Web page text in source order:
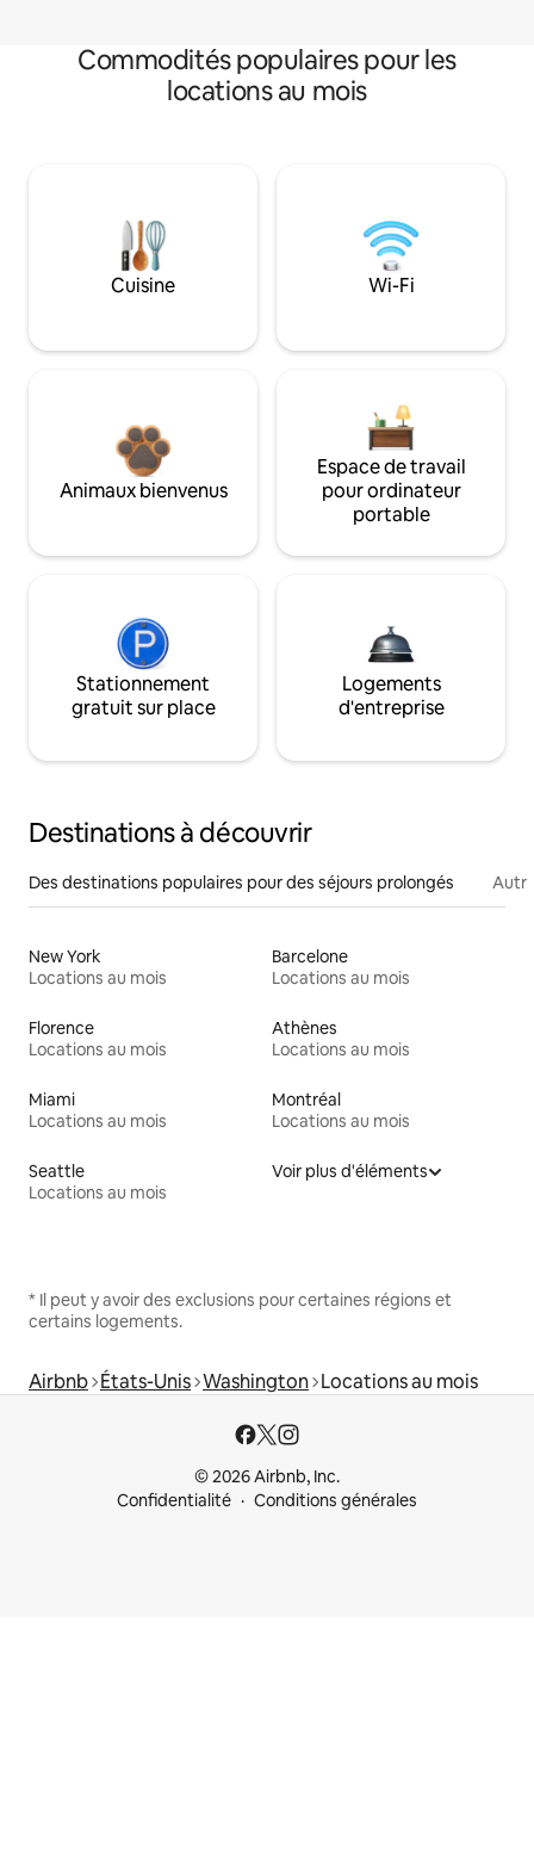
Commodités populaires pour les
locations au mois
Cuisine Wi-Fi
Animaux bienvenus
Espace de travail
pour ordinateur
portable
Stationnement
gratuit sur place
Logements
d'entreprise
Destinations à découvrir
Des destinations populaires pour des séjours prolongés
New York
Locations au mois
Barcelone
Locations au mois
Florence
Locations au mois
Athènes
Locations au mois
Miami
Locations au mois
Montréal
Locations au mois
Seattle
Locations au mois
Voir plus d'éléments
* Il peut y avoir des exclusions pour certaines régions et
certains logements.
Airbnb États-Unis Washington Locations au mois
© 2026 Airbnb, Inc.
Confidentialité
Conditions générales